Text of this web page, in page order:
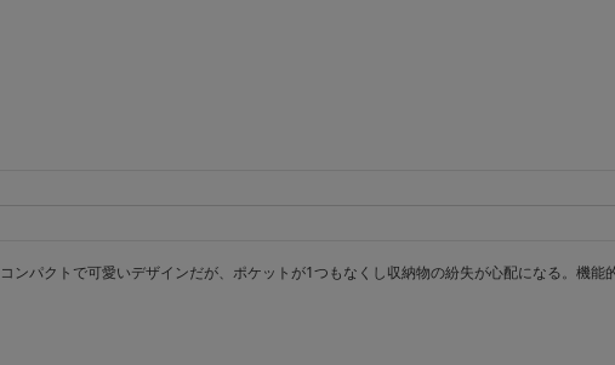
コンパクトで可愛いデザインだが、ポケットが1つもなくし収納物の紛失が心配になる。機能